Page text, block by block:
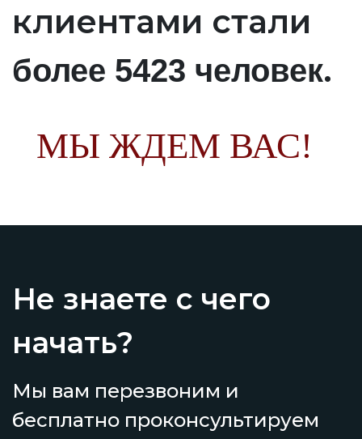
клиентами стали
более 5423 человек.
МЫ ЖДЕМ ВАС!
Не знаете с чего
начать?
Мы вам перезвоним и
бесплатно проконсультируем